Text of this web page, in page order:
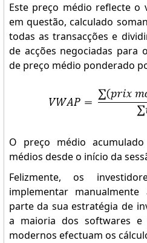
Este preço médio reflecte
em questão, calculado
todas as transacções e
de acções negociadas para
de preço médio ponderado
O preço médio
médios desde o início da
Felizmente, os
implementar
parte da sua estratégia de
a maioria dos softwares
modernos efectuam os